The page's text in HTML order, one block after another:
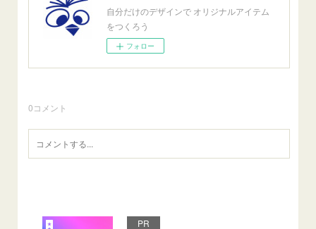
自分だけのデザインで オリジナルアイテム
をつくろう
フォロー
0コメント
PR